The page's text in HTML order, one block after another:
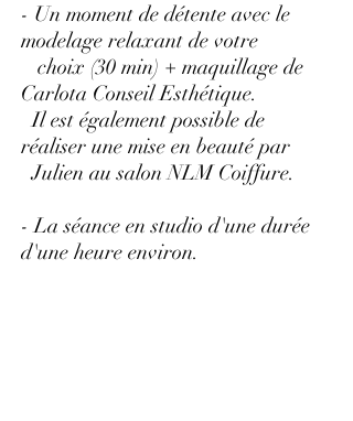
- Un moment de détente avec le
modelage relaxant de votre
choix (30 min) + maquillage de
Carlota Conseil Esthétique.
Il est également possible de
réaliser une mise en beauté par
Julien au salon NLM Coiffure.
- La séance en studio d'une durée
d'une heure environ.